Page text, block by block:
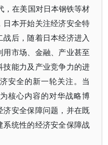
，在美国对日本钢铁等材
本开始关注经济安全特
后，随着日本经济进入
市场、金融、产业甚至
能力及产业竞争力的进
安全的新一轮关注。当
核心内容的对华战略博
安全保障问题，并在既
统性的经济安全保障战